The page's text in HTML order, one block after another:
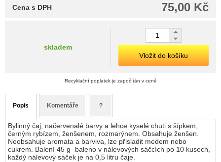
75,00 Kč
Cena s DPH
skladem
Vložit do košíku
Recyklační poplatek je započítán v ceně
Popis Komentáře ?
Bylinný čaj, načervenalé barvy a lehce kyselé chuti s šípkem,
černým rybízem, ženšenem, rozmarýnem. Obsahuje ženšen.
Neobsahuje aromata a barviva, lze přisladit medem nebo
cukrem. Balení 45 g- baleno v nálevových sáčcích po 10 kusech,
každý nálevový sáček je na 0,5 litru čaje.